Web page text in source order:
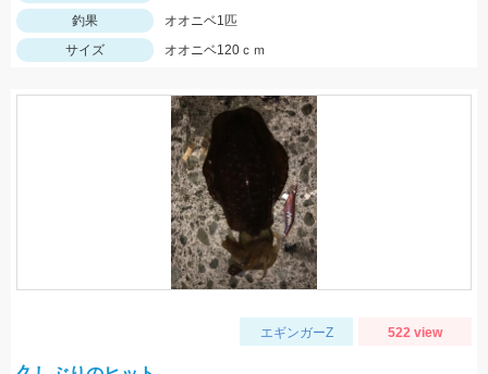
釣果
オオニベ1匹
サイズ
オオニベ120ｃｍ
エギンガーZ 522 view